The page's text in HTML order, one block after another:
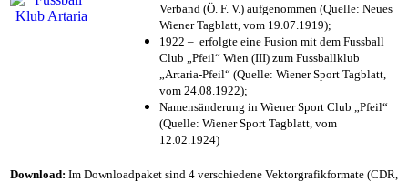
Verband (Ö. F. V.) aufgenommen (Quelle: Neues
Wiener Tagblatt, vom 19.07.1919);
1922 – erfolgte eine Fusion mit dem Fussball
Club „Pfeil“ Wien (III) zum Fussballklub
„Artaria-Pfeil“ (Quelle: Wiener Sport Tagblatt,
vom 24.08.1922);
Namensänderung in Wiener Sport Club „Pfeil“
(Quelle: Wiener Sport Tagblatt, vom
12.02.1924)
Download: Im Downloadpaket sind 4 verschiedene Vektorgrafikformate (CDR,